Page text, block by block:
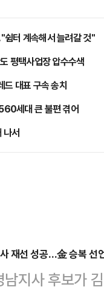
터 계속해서 늘려갈 것"
평택사업장 압수수색
대표 구속 송치
세대 큰 불편 겪어
나서
재선 성공…金 승복 선
지사 후보가